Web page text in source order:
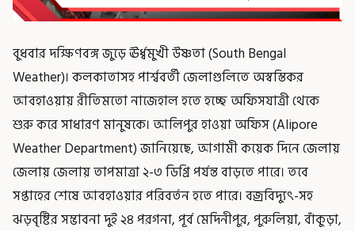
বুধবার দক্ষিণবঙ্গ জুড়ে ঊর্ধ্বমুখী উষ্ণতা (South Bengal
Weather)। কলকাতাসহ পার্শ্ববর্তী জেলাগুলিতে অস্বস্তিকর
আবহাওয়ায় রীতিমতো নাজেহাল হতে হচ্ছে অফিসযাত্রী থেকে
শুরু করে সাধারণ মানুষকে। আলিপুর হাওয়া অফিস (Alipore
Weather Department) জানিয়েছে, আগামী কয়েক দিনে জেলায়
জেলায় জেলায় তাপমাত্রা ২-৩ ডিগ্রি পর্যন্ত বাড়তে পারে। তবে
সপ্তাহের শেষে আবহাওয়ার পরিবর্তন হতে পারে। বজ্রবিদ্যুৎ-সহ
ঝড়বৃষ্টির সম্ভাবনা দুই ২৪ পরগনা, পূর্ব মেদিনীপুর, পুরুলিয়া, বাঁকুড়া,